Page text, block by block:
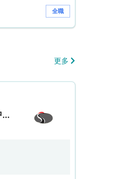
全職
更多
保安員/高級保安員 (中環半山住宅 - 9/12小時)